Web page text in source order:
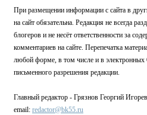
При размещении информации с сайта в
на сайт обязательна. Редакция не всегда
блогеров и не несёт ответственности за
комментариев на сайте. Перепечатка
любой форме, в том числе и в
письменного разрешения редакции.
Главный редактор - Грязнов Георгий
email: redactor@bk55.ru